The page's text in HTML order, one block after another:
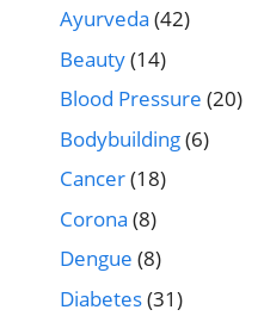
Ayurveda (42)
Beauty(14)
Blood Pressure (20)
Bodybuilding(6)
Cancer(18)
Corona (8)
Dengue (8)
Diabetes(31)